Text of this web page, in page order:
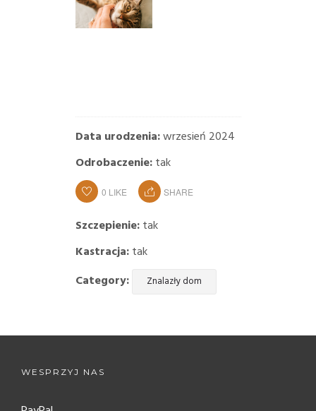
Data urodzenia:wrzesień 2024
Odrobaczenie:tak
0 LIKE SHARE
Szczepienie:tak
Kastracja:tak
Category:
Znalazły dom
WESPRZYJ NAS